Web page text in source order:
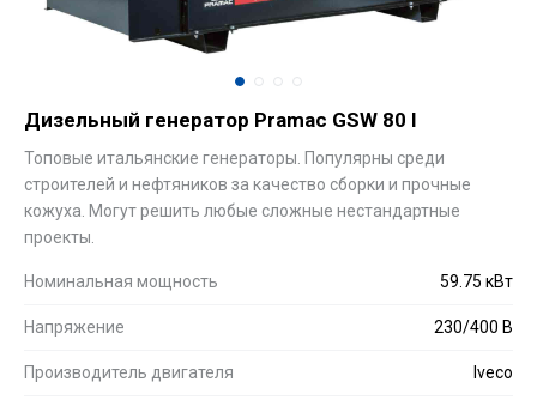
Дизельный генератор Pramac GSW 80 I
Топовые итальянские генераторы. Популярны среди
строителей и нефтяников за качество сборки и прочные
кожуха. Могут решить любые сложные нестандартные
проекты.
Номинальная мощность 59.75 кВт
Напряжение 230/400 В
Производитель двигателя Iveco